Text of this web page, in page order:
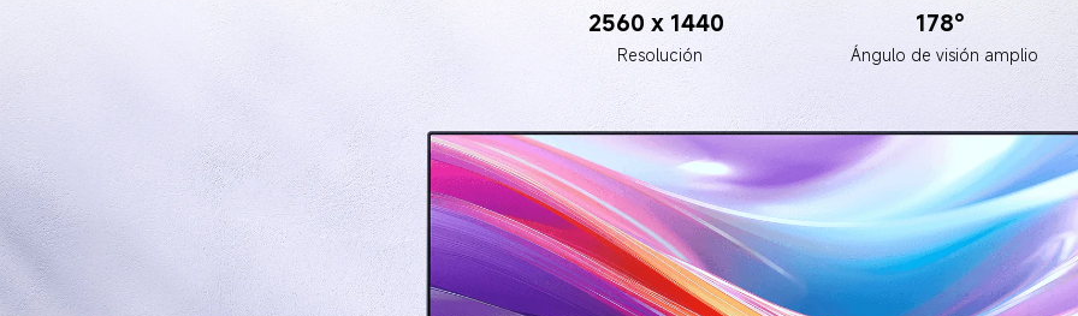
2560 x 1440
Resolución
178°
Ángulo de visión amplio